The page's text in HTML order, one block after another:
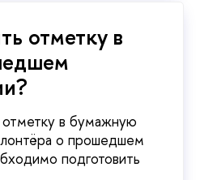
отметку в
в бумажную
о прошедшем
подготовить